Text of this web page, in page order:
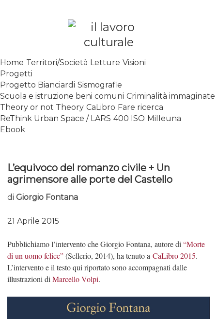
SPALANCARE LE FINESTRE DEI
CONTEMPORANEO
Home Territori/Società Letture Visioni
Progetti
Progetto Bianciardi Sismografie
Scuola e istruzione beni comuni Criminalità immaginate
Theory or not Theory CaLibro Fare ricerca
ReThink Urban Space / LARS 400 ISO Milleuna
Ebook
L’equivoco del romanzo civile + Un
agrimensore alle porte del Castello
di Giorgio Fontana
21 Aprile 2015
Pubblichiamo l’intervento che Giorgio Fontana, autore di“Morte
di un uomo felice”(Sellerio, 2014), ha tenuto a CaLibro 2015.
L’intervento e il testo qui riportato sono accompagnati dalle
illustrazioni diMarcello Volpi.